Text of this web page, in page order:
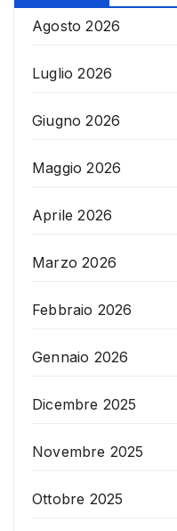
Agosto 2026
Luglio 2026
Giugno 2026
Maggio 2026
Aprile 2026
Marzo 2026
Febbraio 2026
Gennaio 2026
Dicembre 2025
Novembre 2025
Ottobre 2025